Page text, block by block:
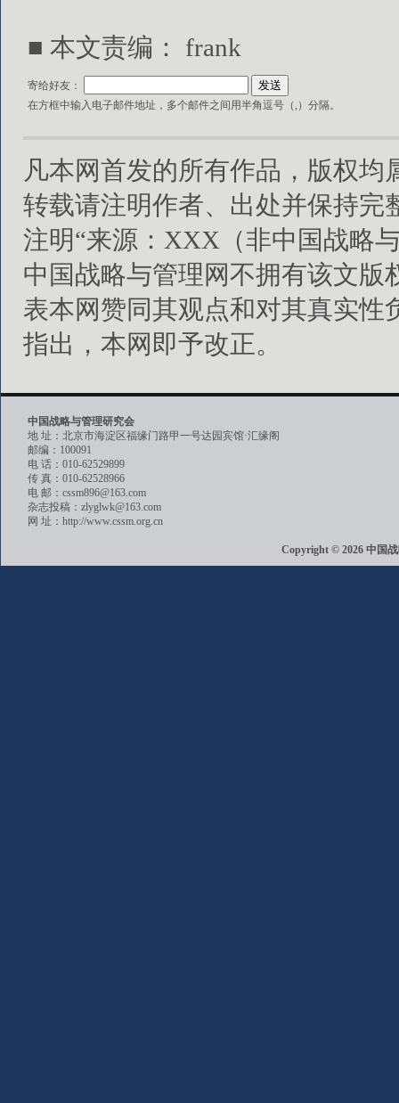
■ 本文责编： frank
寄给好友：
在方框中输入电子邮件地址，多个邮件之间用半角逗号（,）分隔。
凡本网首发的所有作品，版权
转载请注明作者、出处并保持完
注明“来源：XXX（非中国战略
中国战略与管理网不拥有该文
表本网赞同其观点和对其真实
指出，本网即予改正。
中国战略与管理研究会
地 址：北京市海淀区福缘门路甲一号达园宾馆·汇缘阁
邮编：100091
电 话：010-62529899
传 真：010-62528966
电 邮：cssm896@163.com
杂志投稿：zlyglwk@163.com
网 址：http://www.cssm.org.cn
Copyright © 2026 中国